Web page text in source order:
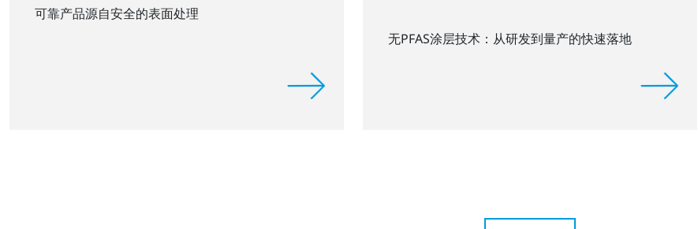
可靠产品源自安全的表面处理
无PFAS涂层技术：从研发到量产的快速落地